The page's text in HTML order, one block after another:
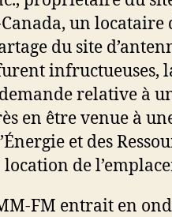
un
du site
infructueuses,
relative à
en être venue à
et des
de
FM entrait en